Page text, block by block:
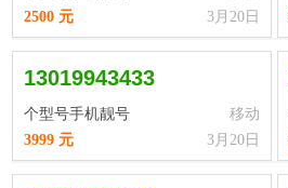
3月20日
2500 元
13019943433
个型号手机靓号
移动
3月20日
3999 元